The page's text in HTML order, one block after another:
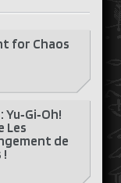
for Chaos
Les
de
!